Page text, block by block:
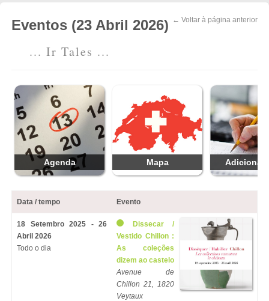
← Voltar à página anterior
Eventos (23 Abril 2026)
... Ir Tales ...
Agenda Mapa Adicionar
Data / tempo Evento
18 Setembro 2025 - 26
Abril 2026
Todo o dia
Dissecar /
Vestido Chillon :
As coleções
dizem ao castelo
Avenue de
Chillon 21, 1820
Veytaux